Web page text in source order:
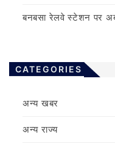
बनबसा रेलवे स्टेशन पर
CATEGORIES
अन्य खबर
अन्य राज्य